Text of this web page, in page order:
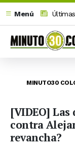
Menú
MINUTO30
[VIDEO]
contra
revancha?